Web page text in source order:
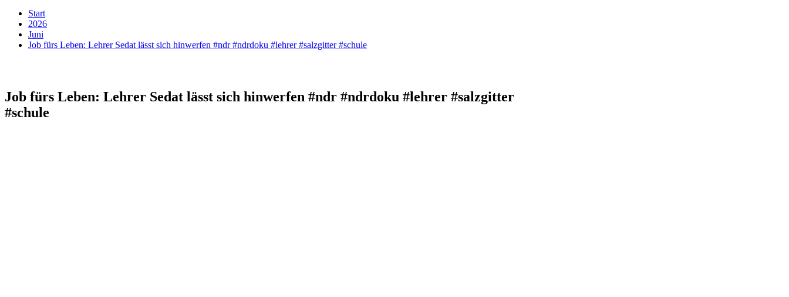
Start
2026
Juni
Job fürs Leben: Lehrer Sedat lässt sich hinwerfen #ndr #ndrdoku #lehrer #salzgitter #schule
Job fürs Leben: Lehrer Sedat lässt sich hinwerfen #ndr #ndrdoku #lehrer #salzgitter
#schule